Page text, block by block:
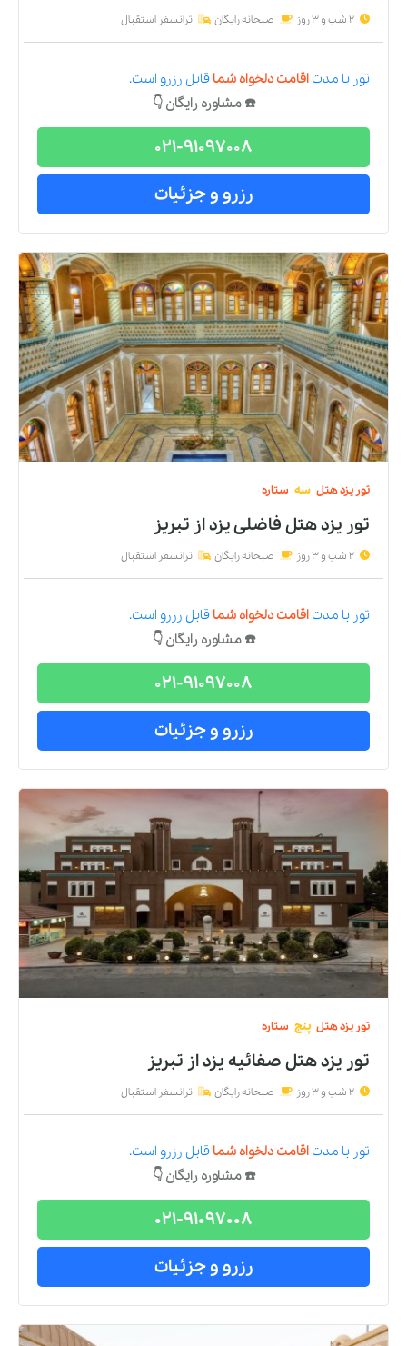
2 شب و 3 روز صبحانه رایگان ترانسفر استقبال
تور با مدتاقامت دلخواه شما قابل رزرو است.
☎️ مشاوره رایگان 👇
021-91097008
رزرو و جزئیات
تور یزدهتل سه ستاره
تور یزد هتل فاضلی يزداز تبریز
2 شب و 3 روز صبحانه رایگان ترانسفر استقبال
تور با مدتاقامت دلخواه شما قابل رزرو است.
☎️ مشاوره رایگان 👇
021-91097008
رزرو و جزئیات
تور یزدهتل پنج ستاره
تور یزد هتل صفائیه يزداز تبریز
2 شب و 3 روز صبحانه رایگان ترانسفر استقبال
تور با مدتاقامت دلخواه شما قابل رزرو است.
☎️ مشاوره رایگان 👇
021-91097008
رزرو و جزئیات